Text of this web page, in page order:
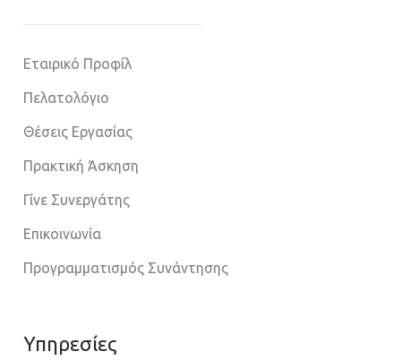
Εταιρικό Προφίλ
Πελατολόγιο
Θέσεις Εργασίας
Πρακτική Άσκηση
Γίνε Συνεργάτης
Επικοινωνία
Προγραμματισμός Συνάντησης
Υπηρεσίες